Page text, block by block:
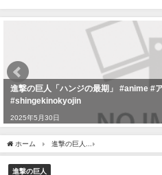
進撃の巨人「ハンジの最期」 #anime #
#shingekinokyojin
2025年5月30日
ホーム 進撃の巨人
進撃の巨人